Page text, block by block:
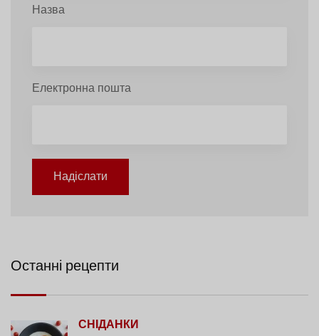
Назва
Електронна пошта
Надіслати
Останні рецепти
СНІДАНКИ